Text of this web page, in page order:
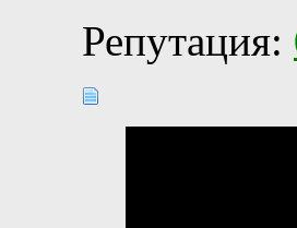
Репутация: